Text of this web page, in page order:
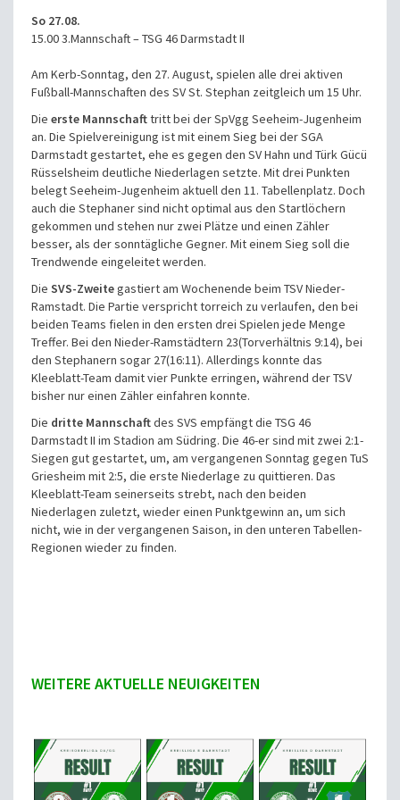
So 27.08.
15.00 3.Mannschaft – TSG 46 Darmstadt II
Am Kerb-Sonntag, den 27. August, spielen alle drei aktiven
Fußball-Mannschaften des SV St. Stephan zeitgleich um 15 Uhr.
Die erste Mannschafttritt bei der SpVgg Seeheim-Jugenheim
an. Die Spielvereinigung ist mit einem Sieg bei der SGA
Darmstadt gestartet, ehe es gegen den SV Hahn und Türk Gücü
Rüsselsheim deutliche Niederlagen setzte. Mit drei Punkten
belegt Seeheim-Jugenheim aktuell den 11. Tabellenplatz. Doch
auch die Stephaner sind nicht optimal aus den Startlöchern
gekommen und stehen nur zwei Plätze und einen Zähler
besser, als der sonntägliche Gegner. Mit einem Sieg soll die
Trendwende eingeleitet werden.
Die SVS-Zweitegastiert am Wochenende beim TSV Nieder-
Ramstadt. Die Partie verspricht torreich zu verlaufen, den bei
beiden Teams fielen in den ersten drei Spielen jede Menge
Treffer. Bei den Nieder-Ramstädtern 23(Torverhältnis 9:14), bei
den Stephanern sogar 27(16:11). Allerdings konnte das
Kleeblatt-Team damit vier Punkte erringen, während der TSV
bisher nur einen Zähler einfahren konnte.
Die dritte Mannschaftdes SVS empfängt die TSG 46
Darmstadt II im Stadion am Südring. Die 46-er sind mit zwei 2:1-
Siegen gut gestartet, um, am vergangenen Sonntag gegen TuS
Griesheim mit 2:5, die erste Niederlage zu quittieren. Das
Kleeblatt-Team seinerseits strebt, nach den beiden
Niederlagen zuletzt, wieder einen Punktgewinn an, um sich
nicht, wie in der vergangenen Saison, in den unteren Tabellen-
Regionen wieder zu finden.
WEITERE AKTUELLE NEUIGKEITEN